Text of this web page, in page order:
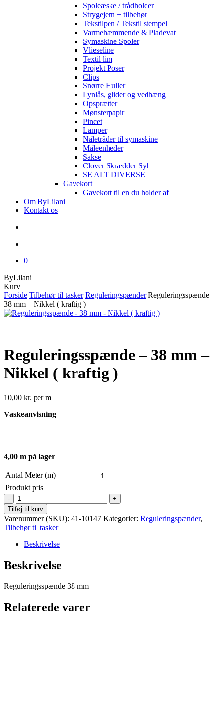
Spoleæske / trådholder
Strygejern + tilbehør
Tekstilpen / Tekstil stempel
Varmehæmmende & Pladevat
Symaskine Spoler
Vlieseline
Textil lim
Projekt Poser
Clips
Snørre Huller
Lynlås, glider og vedhæng
Opsprætter
Mønsterpapir
Pincet
Lamper
Nåletråder til symaskine
Måleenheder
Sakse
Clover Skrædder Syl
SE ALT DIVERSE
Gavekort
Gavekort til en du holder af
Om ByLilani
Kontakt os
0
ByLilani
KurvClose
Cart
Forside Tilbehør til tasker Reguleringspænder Reguleringsspænde –
38 mm – Nikkel ( kraftig )
Reguleringsspænde – 38 mm –
Nikkel ( kraftig )
10,00 kr. per m
Vaskeanvisning
4,00 m på lager
Antal Meter (m)
Produkt pris
Reguleringsspænde
-
38
mm
-
Nikkel
kraftig
)
Tilføj til kurv
Varenummer (SKU): 41-10147 Kategorier: Reguleringspænder,
Tilbehør til tasker
Beskrivelse
Beskrivelse
Reguleringsspænde 38 mm
Relaterede varer